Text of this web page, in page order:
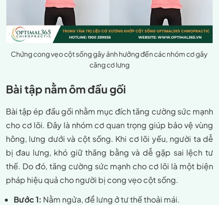
Chứng cong vẹo cột sống gây ảnh hưởng đến các nhóm cơ gây
căng cơ lưng
Bài tập nằm ôm đầu gối
Bài tập ép đầu gối nhằm mục đích tăng cường sức mạnh
cho cơ lõi. Đây là nhóm cơ quan trọng giúp bảo vệ vùng
hông, lưng dưới và cột sống. Khi cơ lõi yếu, người ta dễ
bị đau lưng, khó giữ thăng bằng và dễ gặp sai lệch tư
thế. Do đó, tăng cường sức mạnh cho cơ lõi là một biện
pháp hiệu quả cho người bị cong vẹo cột sống.
Bước 1: Nằm ngửa, để lưng ở tư thế thoải mái.